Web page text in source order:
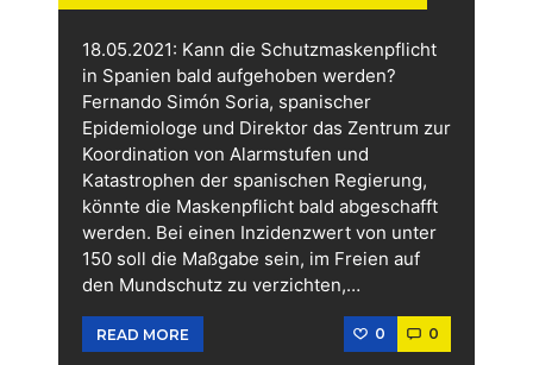
18.05.2021: Kann die Schutzmaskenpflicht
in Spanien bald aufgehoben werden?
Fernando Simón Soria, spanischer
Epidemiologe und Direktor das Zentrum zur
Koordination von Alarmstufen und
Katastrophen der spanischen Regierung,
könnte die Maskenpflicht bald abgeschafft
werden. Bei einen Inzidenzwert von unter
150 soll die Maßgabe sein, im Freien auf
den Mundschutz zu verzichten,…
READ MORE 0 0